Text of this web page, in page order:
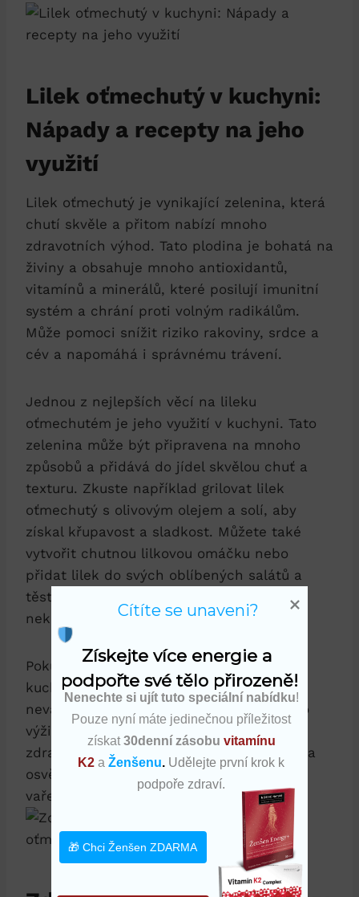
Lilek oťmechutý v kuchyni:
Nápady a recepty na jeho
využití
Lilek oťmechutý je vynikající zelenina, která
chutí skvěle a přitom nabízí mnoho
zdravotních výhod. Tato plodina je bohatá na
živiny a obsahuje mnoho antioxidantů,
vitamínů a minerálů, které posilují imunitní
systém a chrání proti volným radikálům.
Může pomoci snížit riziko rakoviny, srdce a
cév a napomáhá i správnému trávení.
Jednou z nejlepších věcí na lileku
oťmechutém je jeho využití v kuchyni. Tato
zelenina může být připravena na mnoho
způsobů a přidává do jídel skvělou chuť a
texturu. Zkuste například grilovat lilek
oťmechutý s olivovým olejem a solí, aby
získal křupavost a sladkost. Můžete také
vytvořit chutnou lilkovou omáčku nebo
přidat lilek do svých oblíbených salátů a
těstovinových jídel. Možnosti jsou téměř
nekonečné!
Pokud hledáte způsob, jak přidat do své
kuchyně novou a zdravou ingredienci,
neváhejte vyzkoušet lilek oťmechutý. Tato
výživná zelenina je nejen skvělá pro vaše
zdraví, ale také přináší do jídel lahodnou a
osvěžující chuť. Zkuste si s ní pohrát ve
vaření a objevte nové chuťové zážitky!
Získejte více energie a
podpořte své tělo přirozeně!
Nenechte si ujít tuto speciální nabídku!
Pouze nyní máte jedinečnou příležitost
získat 30denní zásobu vitamínu
K2 aŽenšenu. Udělejte první krok k
podpoře zdraví.
Cítíte se unaveni?
🎁 Chci Ženšen ZDARMA